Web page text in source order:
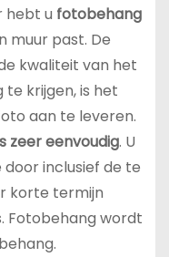
hebt u fotobehang
muur past. De
kwaliteit van het
krijgen, is het
aan te leveren.
zeer eenvoudig. U
inclusief de te
korte termijn
Fotobehang wordt